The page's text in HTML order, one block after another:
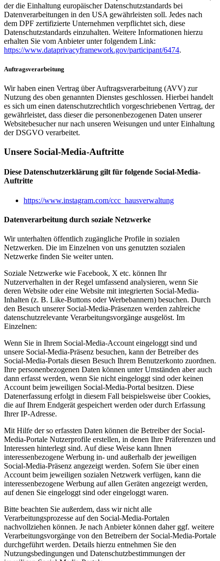
der die Einhaltung europäischer Datenschutzstandards bei
Datenverarbeitungen in den USA gewährleisten soll. Jedes nach
dem DPF zertifizierte Unternehmen verpflichtet sich, diese
Datenschutzstandards einzuhalten. Weitere Informationen hierzu
erhalten Sie vom Anbieter unter folgendem Link:
https://www.dataprivacyframework.gov/participant/6474.
Auftragsverarbeitung
Wir haben einen Vertrag über Auftragsverarbeitung (AVV) zur
Nutzung des oben genannten Dienstes geschlossen. Hierbei handelt
es sich um einen datenschutzrechtlich vorgeschriebenen Vertrag, der
gewährleistet, dass dieser die personenbezogenen Daten unserer
Websitebesucher nur nach unseren Weisungen und unter Einhaltung
der DSGVO verarbeitet.
Unsere Social-Media-Auftritte
Diese Datenschutzerklärung gilt für folgende Social-Media-
Auftritte
https://www.instagram.com/ccc_hausverwaltung
Datenverarbeitung durch soziale Netzwerke
Wir unterhalten öffentlich zugängliche Profile in sozialen
Netzwerken. Die im Einzelnen von uns genutzten sozialen
Netzwerke finden Sie weiter unten.
Soziale Netzwerke wie Facebook, X etc. können Ihr
Nutzerverhalten in der Regel umfassend analysieren, wenn Sie
deren Website oder eine Website mit integrierten Social-Media-
Inhalten (z. B. Like-Buttons oder Werbebannern) besuchen. Durch
den Besuch unserer Social-Media-Präsenzen werden zahlreiche
datenschutzrelevante Verarbeitungsvorgänge ausgelöst. Im
Einzelnen:
Wenn Sie in Ihrem Social-Media-Account eingeloggt sind und
unsere Social-Media-Präsenz besuchen, kann der Betreiber des
Social-Media-Portals diesen Besuch Ihrem Benutzerkonto zuordnen.
Ihre personenbezogenen Daten können unter Umständen aber auch
dann erfasst werden, wenn Sie nicht eingeloggt sind oder keinen
Account beim jeweiligen Social-Media-Portal besitzen. Diese
Datenerfassung erfolgt in diesem Fall beispielsweise über Cookies,
die auf Ihrem Endgerät gespeichert werden oder durch Erfassung
Ihrer IP-Adresse.
Mit Hilfe der so erfassten Daten können die Betreiber der Social-
Media-Portale Nutzerprofile erstellen, in denen Ihre Präferenzen und
Interessen hinterlegt sind. Auf diese Weise kann Ihnen
interessenbezogene Werbung in- und außerhalb der jeweiligen
Social-Media-Präsenz angezeigt werden. Sofern Sie über einen
Account beim jeweiligen sozialen Netzwerk verfügen, kann die
interessenbezogene Werbung auf allen Geräten angezeigt werden,
auf denen Sie eingeloggt sind oder eingeloggt waren.
Bitte beachten Sie außerdem, dass wir nicht alle
Verarbeitungsprozesse auf den Social-Media-Portalen
nachvollziehen können. Je nach Anbieter können daher ggf. weitere
Verarbeitungsvorgänge von den Betreibern der Social-Media-Portale
durchgeführt werden. Details hierzu entnehmen Sie den
Nutzungsbedingungen und Datenschutzbestimmungen der